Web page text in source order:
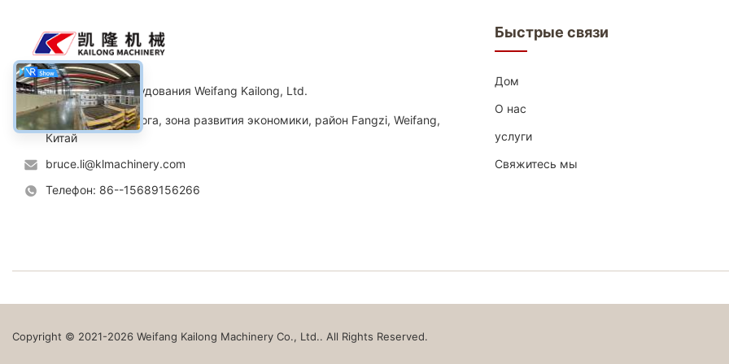
колеса, который управляет
транспортом коробк...
коробки прессформы,
CO. машинного оборудования Weifang Kailong, Ltd.
Адрес: No.11 дорога, зона развития экономики, район Fangzi, Weifang,
Китай
bruce.li@klmachinery.com
Телефон: 86--15689156266
Быстрые связи
Дом
О нас
услуги
Свяжитесь мы
Copyright © 2021-2026 Weifang Kailong Machinery Co., Ltd.. All Rights Reserved.